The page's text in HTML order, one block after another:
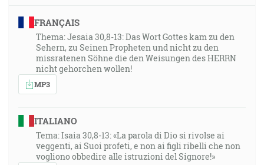
FRANÇAIS
Thema: Jesaia 30,8-13: Das Wort Gottes kam zu den
Sehern, zu Seinen Propheten und nicht zu den
missratenen Söhne die den Weisungen des HERRN
nicht gehorchen wollen!
MP3
ITALIANO
Tema: Isaia 30,8-13: «La parola di Dio si rivolse ai
veggenti, ai Suoi profeti, e non ai figli ribelli che non
vogliono obbedire alle istruzioni del Signore!»